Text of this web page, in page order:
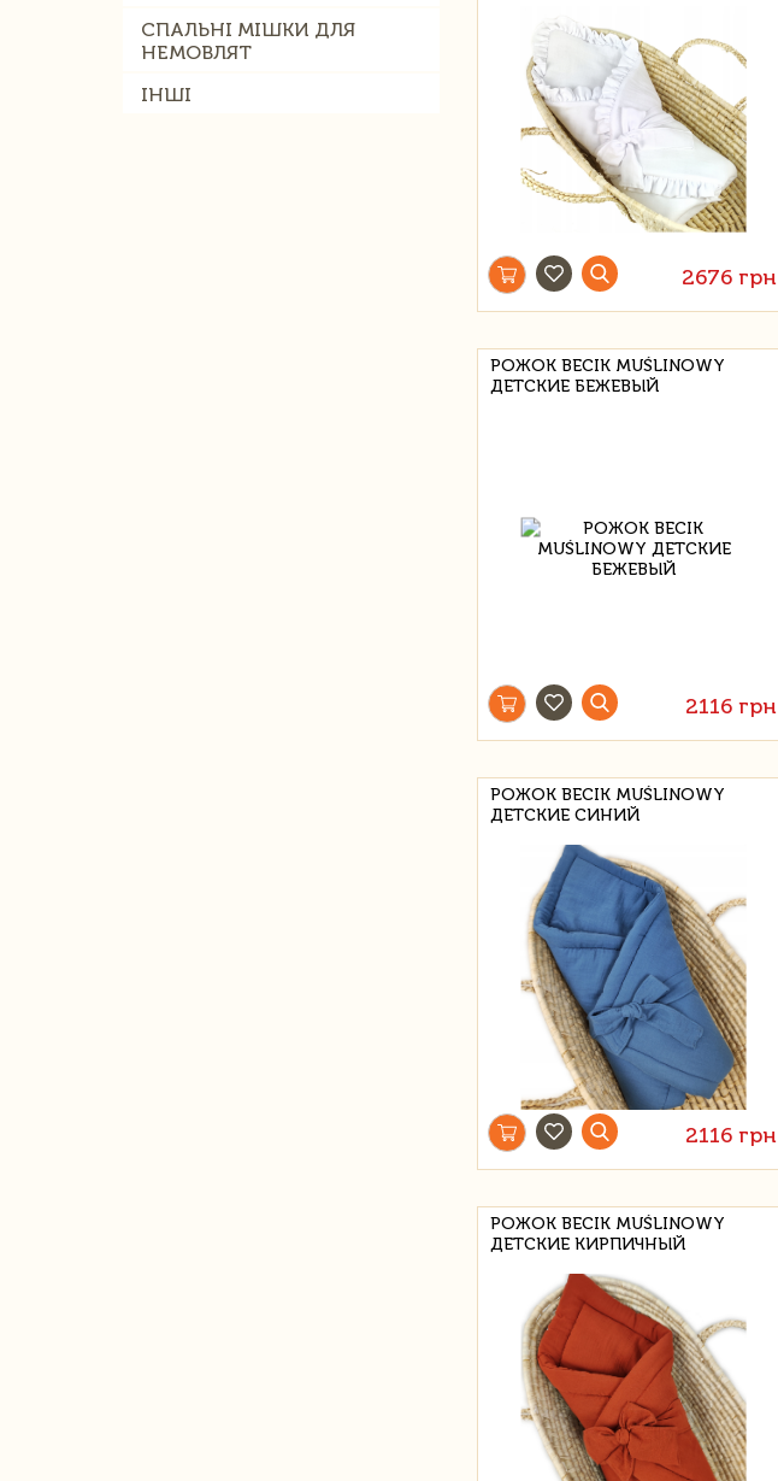
СПАЛЬНІ МІШКИ ДЛЯ
НЕМОВЛЯТ
ІНШІ
2676 грн
РОЖОК BECIK MUŚLINOWY
ДЕТСКИЕ БЕЖЕВЫЙ
2116 грн
РОЖОК BECIK MUŚLINOWY
ДЕТСКИЕ СИНИЙ
2116 грн
РОЖОК BECIK MUŚLINOWY
ДЕТСКИЕ КИРПИЧНЫЙ